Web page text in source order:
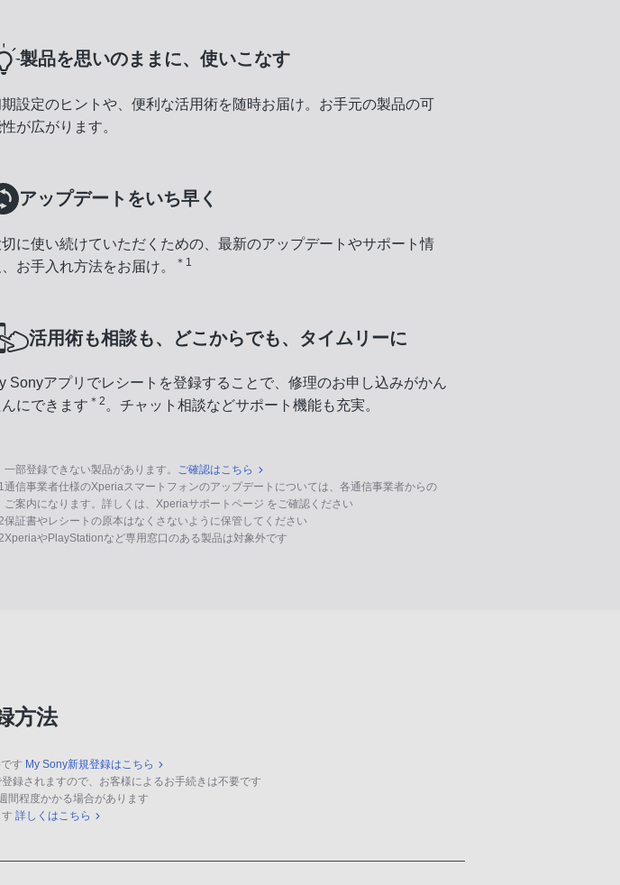
製品を思いのままに、使いこなす
設定のヒントや、便利な活用術を随時お届け。お手元の製品の可
が広がります。
アップデートをいち早く
切に使い続けていただくための、最新のアップデートやサポート情
お手入れ方法をお届け。
＊1
活用術も相談も、どこからでも、 タイムリーに
Sonyアプリでレシートを登録することで、修理のお申し込みがかん
にできます ＊2 。チャット相談などサポート機能も充実。
一部登録できない製品があります。 ご確認はこちら
通信事業者仕様のXperiaスマートフォンのアップデートについては、各通信事業者からの
ご案内になります。詳しくは、Xperiaサポートページ をご確認ください
保証書やレシートの原本はなくさないように保管してください
XperiaやPlayStationなど専用窓口のある製品は対象外です
方法
す My Sony新規登録はこちら
録されますので、お客様によるお手続きは不要です
間程度かかる場合があります
詳しくはこちら